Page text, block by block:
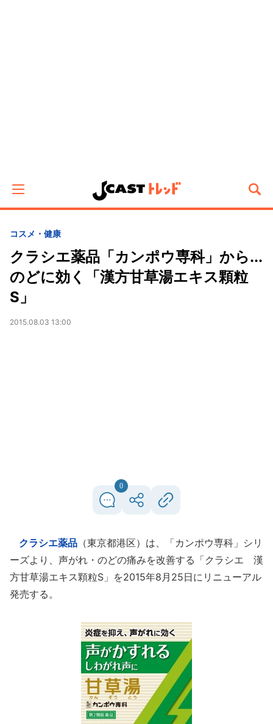
コスメ・健康
クラシエ薬品「カンポウ専科」から...
のどに効く「漢方甘草湯エキス顆粒
S」
2015.08.03 13:00
0
クラシエ薬品 （東京都港区）は、「カンポウ専科」シリ
ーズより、声がれ・のどの痛みを改善する「クラシエ 漢
方甘草湯エキス顆粒S」を2015年8月25日にリニューアル
発売する。